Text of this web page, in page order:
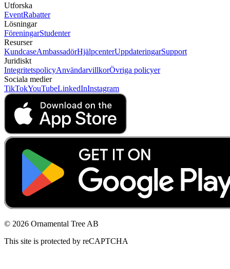
Utforska
EventRabatter
Lösningar
FöreningarStudenter
Resurser
KundcaseAmbassadörHjälpcenterUppdateringarSupport
Juridiskt
IntegritetspolicyAnvändarvillkorÖvriga policyer
Sociala medier
TikTokYouTubeLinkedInInstagram
© 2026 Ornamental Tree AB
This site is protected by reCAPTCHA